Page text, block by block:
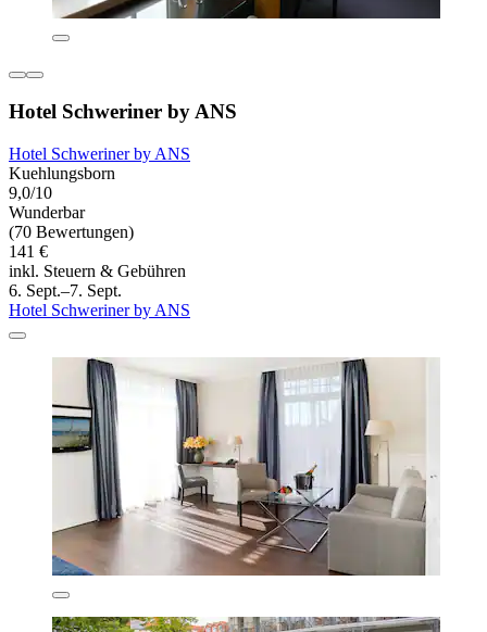
Hotel Schweriner by ANS
Hotel Schweriner by ANS
Kuehlungsborn
9,0/10
Wunderbar
(70 Bewertungen)
141 €
inkl. Steuern & Gebühren
6. Sept.–7. Sept.
Hotel Schweriner by ANS